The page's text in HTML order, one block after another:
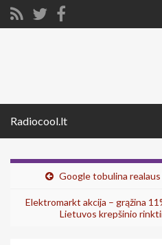
Radiocool.lt
Google tobulina
Elektromarkt akcija – grąžina
Lietuvos krepšinio